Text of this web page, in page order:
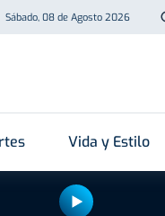
Sábado, 08 de Agosto 2026
Vida y Estilo